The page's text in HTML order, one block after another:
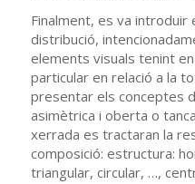
Finalment, es va introduir
distribució,
elements visuals tenint
particular en relació a la
presentar els conceptes
asimètrica i oberta o
xerrada es tractaran la
composició: estructura:
triangular, circular, …,